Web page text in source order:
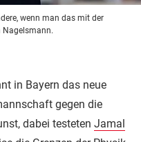
wenn man das mit der
Nagelsmann.
in Bayern das neue
gegen die
dabei testeten Jamal